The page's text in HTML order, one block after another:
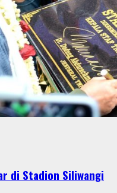
di Stadion Siliwangi